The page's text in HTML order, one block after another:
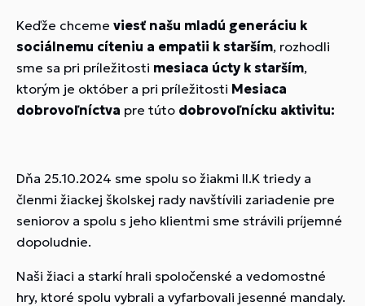
Keďže chceme viesť našu mladú generáciu k
sociálnemu cíteniu a empatii k starším, rozhodli
sme sa pri príležitosti mesiaca úcty k starším,
ktorým je október a pri príležitosti Mesiaca
dobrovoľníctva pre túto dobrovoľnícku aktivitu:
Dňa 25.10.2024 sme spolu so žiakmi II.K triedy a
členmi žiackej školskej rady navštívili zariadenie pre
seniorov a spolu s jeho klientmi sme strávili príjemné
dopoludnie.
Naši žiaci a starkí hrali spoločenské a vedomostné
hry, ktoré spolu vybrali a vyfarbovali jesenné mandaly.